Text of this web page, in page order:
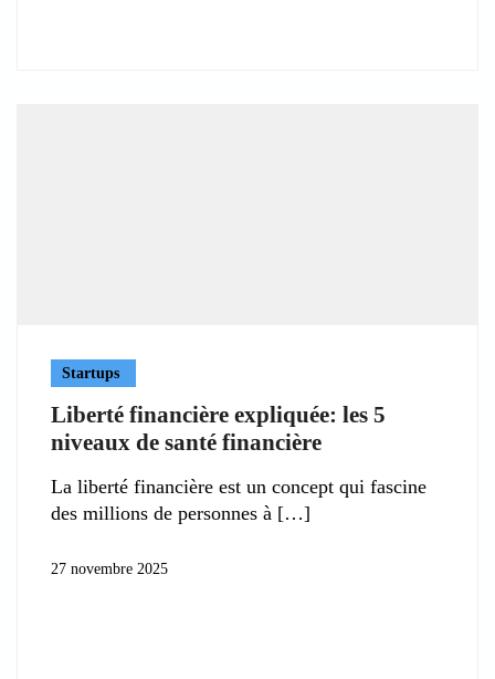
Startups
Liberté financière expliquée: les 5
niveaux de santé financière
La liberté financière est un concept qui fascine
des millions de personnes à
27 novembre 2025